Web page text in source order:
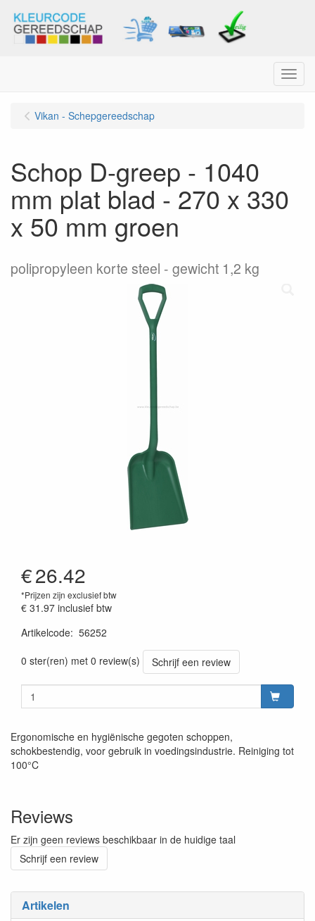
Menu
Artikelen
Vikan - Schepgereedschap
Schop D-greep - 1040
mm plat blad - 270 x 330
x 50 mm groen
polipropyleen korte steel - gewicht 1,2 kg
€26.42
*Prijzen zijn exclusief btw
€ 31.97 inclusief btw
Artikelcode: 56252
0 ster(ren) met 0 review(s)
Schrijf een review
Ergonomische en hygiënische gegoten schoppen,
schokbestendig, voor gebruik in voedingsindustrie. Reiniging tot
100°C
Reviews
Er zijn geen reviews beschikbaar in de huidige taal
Schrijf een review